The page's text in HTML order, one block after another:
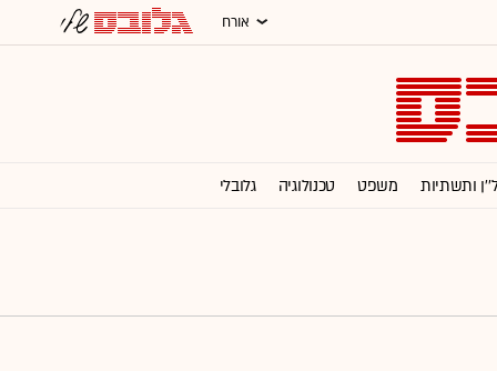
אורח
ותשתיות משפט טכנולוגיה גלובלי